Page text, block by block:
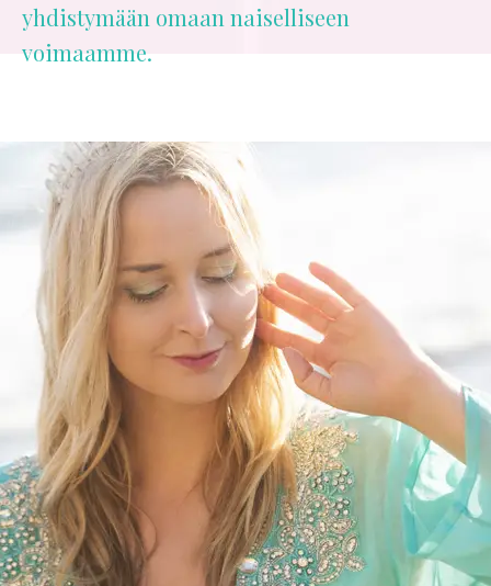
yhdistymään omaan naiselliseen
voimaamme.